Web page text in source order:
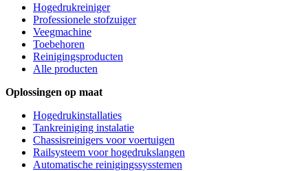
Hogedrukreiniger
Professionele stofzuiger
Veegmachine
Toebehoren
Reinigingsproducten
Alle producten
Oplossingen op maat
Hogedrukinstallaties
Tankreiniging instalatie
Chassisreinigers voor voertuigen
Railsysteem voor hogedrukslangen
Automatische reinigingssysstemen